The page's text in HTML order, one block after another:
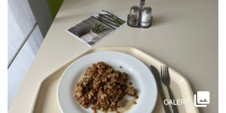
GALERIE collections